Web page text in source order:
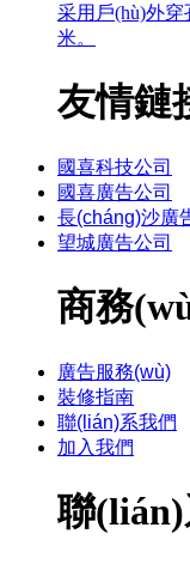
采用戶(hù)外穿
米。
友情鏈
國喜科技公司
國喜廣告公司
長(cháng)沙廣
望城廣告公司
商務
廣告服務(wù)
裝修指南
聯(lián)系我們
加入我們
聯